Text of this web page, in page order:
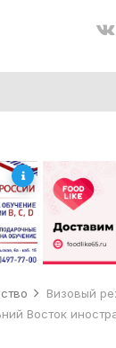
Визовый
Восток